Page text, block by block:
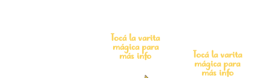
Tocá la varita
mágica para
más info
Tocá la varita
mágica para
más info